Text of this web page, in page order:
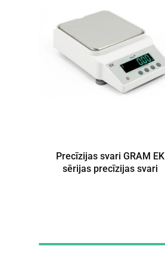
Precīzijas svari GRAM EK
sērijas precīzijas svari